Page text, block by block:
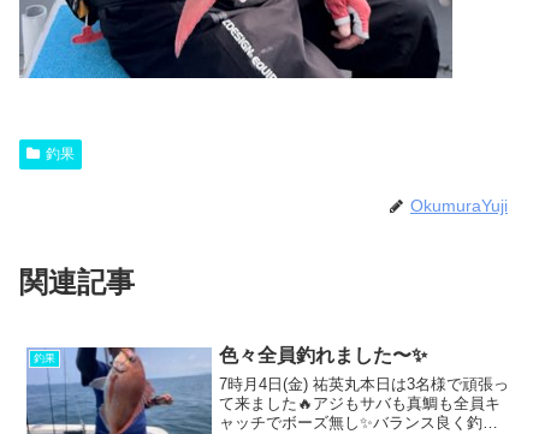
釣果
OkumuraYuji
関連記事
釣果 色々全員釣れました〜✨
7時月4日(金) 祐英丸本日は3名様で頑張っ
て来ました🔥アジもサバも真鯛も全員キ
ャッチでボーズ無し✨バランス良く釣れ